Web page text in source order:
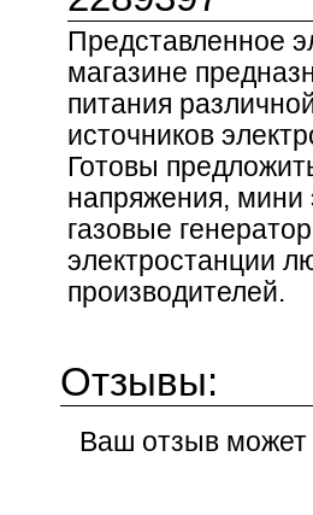
Представленное
магазине
питания
источников
Готовы
напряжения, мини
газовые
электростанции
производителей.
Отзывы:
Ваш отзыв